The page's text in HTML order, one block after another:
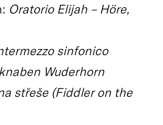
Oratorio Elijah – Höre,
sinfonico
Wuderhorn
střeše (Fiddler on the